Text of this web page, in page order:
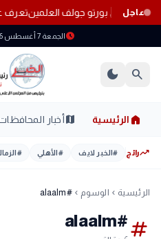
عاجل
غنائيًا في بورتو جولف العلمينتعرف
scheduleالجمعة 7 أغسطس 2026
search
dark_mode
home الرئيسية mapأخبار
trending_upرائج #الخبر لايف #الأهلي #
الرئيسية chevron_left الوسوم chevron_left
#alaalm
tag
#alaalm